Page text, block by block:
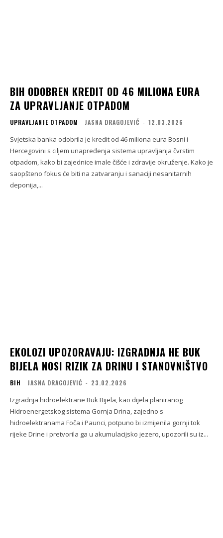
BIH ODOBREN KREDIT OD 46 MILIONA EURA
ZA UPRAVLJANJE OTPADOM
UPRAVLJANJE OTPADOM JASNA DRAGOJEVIĆ - 12.03.2026
Svjetska banka odobrila je kredit od 46 miliona eura Bosni i
Hercegovini s ciljem unapređenja sistema upravljanja čvrstim
otpadom, kako bi zajednice imale čišće i zdravije okruženje. Kako je
saopšteno fokus će biti na zatvaranju i sanaciji nesanitarnih
deponija,...
EKOLOZI UPOZORAVAJU: IZGRADNJA HE BUK
BIJELA NOSI RIZIK ZA DRINU I STANOVNIŠTVO
BIH JASNA DRAGOJEVIĆ - 23.02.2026
Izgradnja hidroelektrane Buk Bijela, kao dijela planiranog
Hidroenergetskog sistema Gornja Drina, zajedno s
hidroelektranama Foča i Paunci, potpuno bi izmijenila gornji tok
rijeke Drine i pretvorila ga u akumulacijsko jezero, upozorili su iz...